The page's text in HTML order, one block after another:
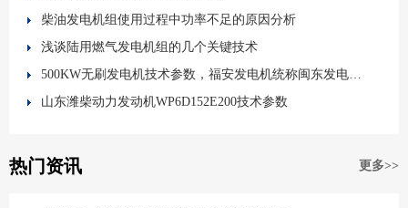
柴油发电机组使用过程中功率不足的原因分析
浅谈陆用燃气发电机组的几个关键技术
500KW无刷发电机技术参数，福安发电机统称闽东发电机，互泰发电机，无刷发电机，福建发电机工厂
山东潍柴动力发动机WP6D152E200技术参数
热门资讯 更多>>